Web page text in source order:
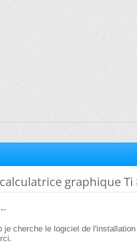
calculatrice graphique Ti
je cherche le logiciel de